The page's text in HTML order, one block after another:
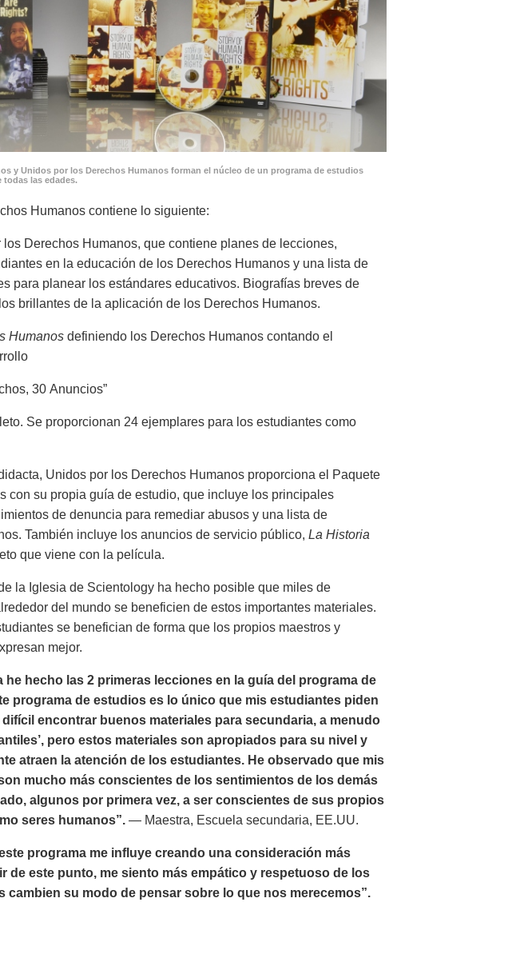
y Unidos por los Derechos Humanos forman el núcleo de un programa de estudios
todas las edades.
Humanos contiene lo siguiente:
Derechos Humanos, que contiene planes de lecciones,
en la educación de los Derechos Humanos y una lista de
para planear los estándares educativos. Biografías breves de
brillantes de la aplicación de los Derechos Humanos.
Humanos definiendo los Derechos Humanos contando el
30 Anuncios”
Se proporcionan 24 ejemplares para los estudiantes como
Unidos por los Derechos Humanos proporciona el Paquete
con su propia guía de estudio, que incluye los principales
de denuncia para remediar abusos y una lista de
También incluye los anuncios de servicio público, La Historia
que viene con la película.
la Iglesia de Scientology ha hecho posible que miles de
del mundo se beneficien de estos importantes materiales.
se benefician de forma que los propios maestros y
mejor.
he hecho las 2 primeras lecciones en la guía del programa de
programa de estudios es lo único que mis estudiantes piden
encontrar buenos materiales para secundaria, a menudo
pero estos materiales son apropiados para su nivel y
atraen la atención de los estudiantes. He observado que mis
mucho más conscientes de los sentimientos de los demás
algunos por primera vez, a ser conscientes de sus propios
seres humanos”. — Maestra, Escuela secundaria, EE.UU.
programa me influye creando una consideración más
de este punto, me siento más empático y respetuoso de los
cambien su modo de pensar sobre lo que nos merecemos”.